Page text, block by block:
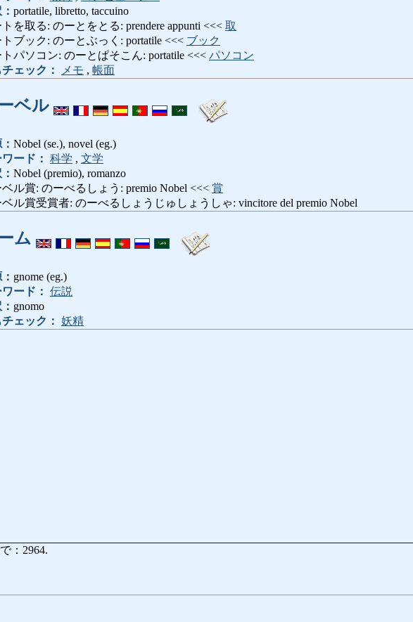
portatile, libretto, taccuino
トを取る: のーとをとる: prendere appunti <<< 取
トブック: のーとぶっく: portatile <<< ブック
トパソコン: のーとぱそこん: portatile <<< パソコン
ェック：
メモ , 帳面
ベル
Nobel (se.), novel (eg.)
ード： 科学 , 文学
Nobel (premio), romanzo
ベル賞: のーべるしょう: premio Nobel <<< 賞
ベル賞受賞者: のーべるしょうじゅしょうしゃ: vincitore del premio Nobel
ム
gnome (eg.)
ード： 伝説
gnomo
ェック： 妖精
：2964.